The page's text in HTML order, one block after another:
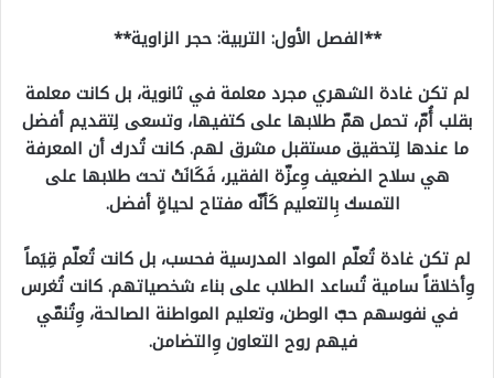
**الفصل الأول: التربية: حجر الزاوية**
لم تكن غادة الشهري مجرد معلمة في ثانوية، بل كانت معلمة
بقلب أُمّ، تحمل همّ طلابها على كتفيها، وتسعى لِتقديم أفضل
ما عندها لِتحقيق مستقبل مشرق لهم. كانت تُدرك أن المعرفة
هي سلاح الضعيف وِعزّة الفقير، فَكَانَتْ تحث طلابها على
التمسك بِالتعليم كَأنّه مفتاح لحياةٍ أفضل.
لم تكن غادة تُعلّم المواد المدرسية فحسب، بل كانت تُعلّم قِيَماً
وِأخلاقاً سامية تُساعد الطلاب على بناء شخصياتهم. كانت تُغرس
في نفوسهم حبّ الوطن، وتعليم المواطنة الصالحة، وِتُنمّي
فيهم روح التعاون وِالتضامن.